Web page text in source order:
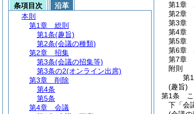
第1章
第2章
第3章
第4章
第5章
第6章
第7章
附則
第
(趣旨)
第1条
下「会
条項目次
沿革
本則
第1章
総則
第1条(趣旨)
第2条(会議の種類)
第2章
招集
第3条(会議の招集等)
第3条の2(オンライン出席)
第3章
削除
第4条
第5条
第4章
会議